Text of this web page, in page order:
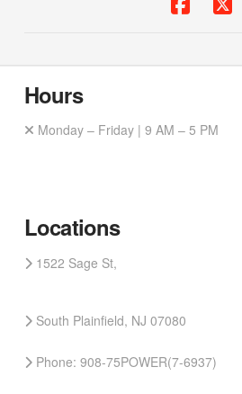
Hours
Monday – Friday | 9 AM – 5 PM
Locations
1522 Sage St,
South Plainfield, NJ 07080
Phone: 908-75POWER(7-6937)